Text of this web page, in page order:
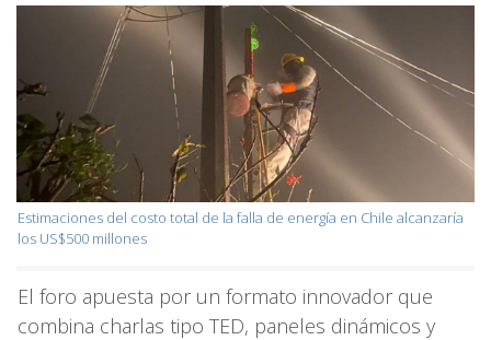
Estimaciones del costo total de la falla de energía en Chile alcanzaría
los US$500 millones
El foro apuesta por un formato innovador que
combina charlas tipo TED, paneles dinámicos y